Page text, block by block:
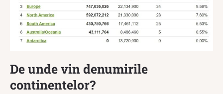
De unde vin denumirile
continentelor?